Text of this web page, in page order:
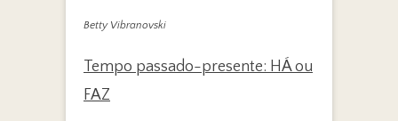
Betty Vibranovski
Tempo passado-presente: HÁ ou
FAZ